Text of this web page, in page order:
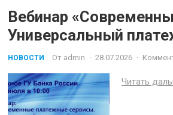
Вебинар
Универсальный
НОВОСТИ От admin · 28.07.2026 ·
Читать